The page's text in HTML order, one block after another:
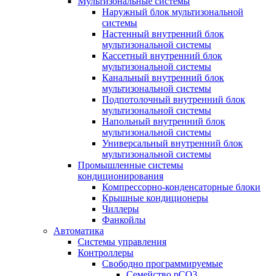
Наружный блок мультизональной
системы
Настенный внутренний блок
мультизональной системы
Кассетный внутренний блок
мультизональной системы
Канальный внутренний блок
мультизональной системы
Подпотолочный внутренний блок
мультизональной системы
Напольный внутренний блок
мультизональной системы
Универсальный внутренний блок
мультизональной системы
Промышленные системы
кондиционирования
Компрессорно-конденсаторные блоки
Крышные кондиционеры
Чиллеры
Фанкойлы
Автоматика
Системы управления
Контроллеры
Свободно программируемые